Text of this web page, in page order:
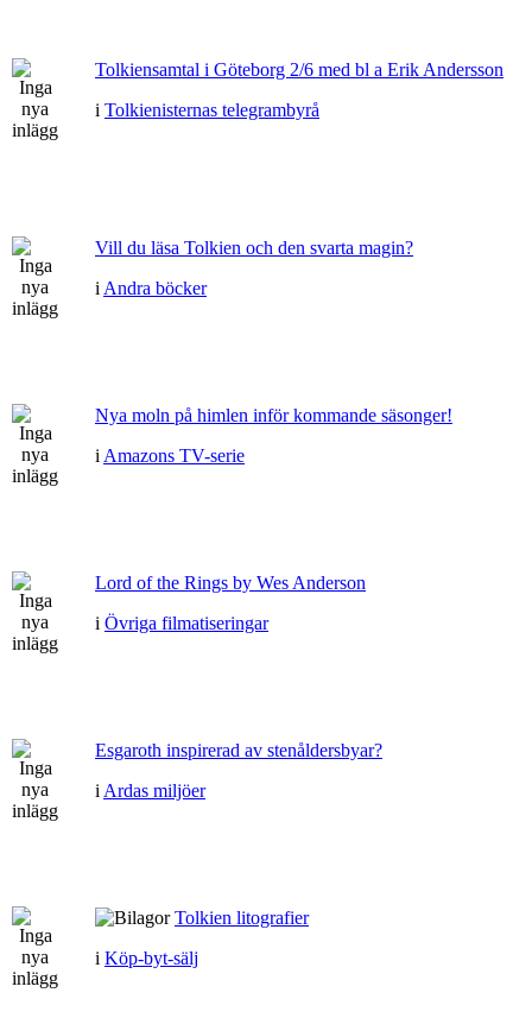
Tolkiensamtal i Göteborg 2/6 med bl a Erik Andersson
i Tolkienisternas telegrambyrå
Vill du läsa Tolkien och den svarta magin?
i Andra böcker
Nya moln på himlen inför kommande säsonger!
i Amazons TV-serie
Lord of the Rings by Wes Anderson
i Övriga filmatiseringar
Esgaroth inspirerad av stenåldersbyar?
i Ardas miljöer
Tolkien litografier
i Köp-byt-sälj